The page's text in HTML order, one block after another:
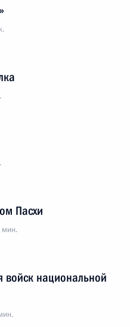
Пасхи
мин.
национальной